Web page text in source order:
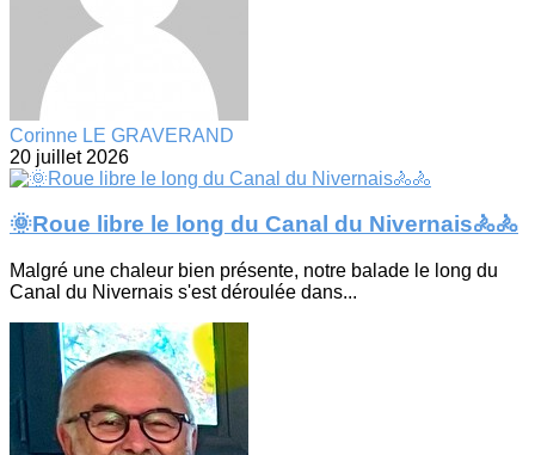
Corinne LE GRAVERAND
20 juillet 2026
🌞Roue libre le long du Canal du Nivernais🚴🚴
Malgré une chaleur bien présente, notre balade le long du
Canal du Nivernais s'est déroulée dans...